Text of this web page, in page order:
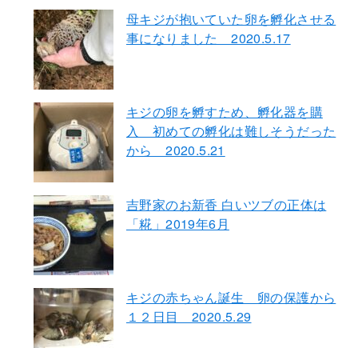
母キジが抱いていた卵を孵化させる
事になりました 2020.5.17
キジの卵を孵すため、孵化器を購
入 初めての孵化は難しそうだった
から 2020.5.21
吉野家のお新香 白いツブの正体は
「糀」2019年6月
キジの赤ちゃん誕生 卵の保護から
１２日目 2020.5.29